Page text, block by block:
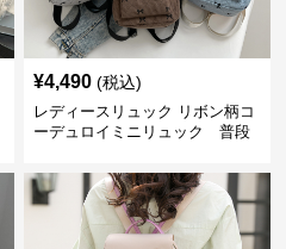
¥4,490 (税込)
レディースリュック リボン柄コ
ーデュロイミニリュック 普段